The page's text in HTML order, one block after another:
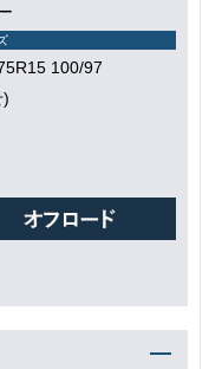
100/97
)